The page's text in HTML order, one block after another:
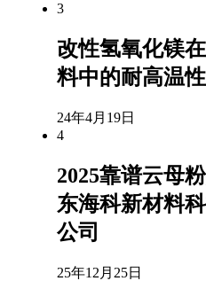
3
改性氢氧化镁
料中的耐高温
24年4月19日
4
2025靠谱云母
东海科新材料
公司
25年12月25日